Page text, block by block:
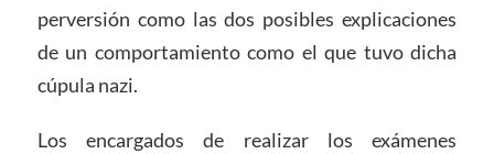
perversión como las dos posibles explicaciones
de un comportamiento como el que tuvo dicha
cúpula nazi.
Los encargados de realizar los exámenes